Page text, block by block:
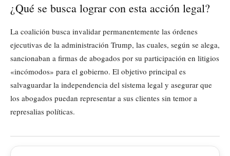
¿Qué se busca lograr con esta acción legal?
La coalición busca invalidar permanentemente las órdenes
ejecutivas de la administración Trump, las cuales, según se alega,
sancionaban a firmas de abogados por su participación en litigios
«incómodos» para el gobierno. El objetivo principal es
salvaguardar la independencia del sistema legal y asegurar que
los abogados puedan representar a sus clientes sin temor a
represalias políticas.